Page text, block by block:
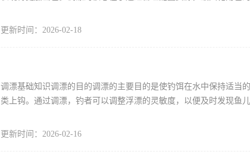
更新时间：2026-02-18
调漂基础知识调漂的目的调漂的主要目的是使钓饵在水中保持适当
类上钩。通过调漂，钓者可以调整浮漂的灵敏度，以便及时发现鱼
更新时间：2026-02-16